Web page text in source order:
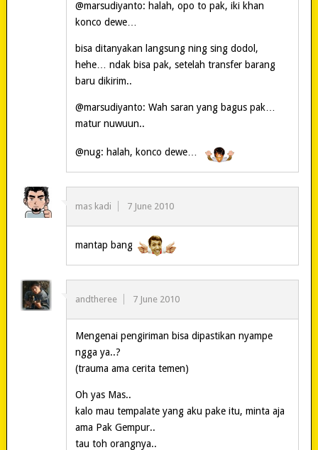
@marsudiyanto: halah, opo to pak, iki khan
konco dewe…
bisa ditanyakan langsung ning sing dodol,
hehe… ndak bisa pak, setelah transfer barang
baru dikirim..
@marsudiyanto: Wah saran yang bagus pak…
matur nuwuun..
@nug: halah, konco dewe…
mas kadi 7 June 2010
mantap bang
andtheree 7 June 2010
Mengenai pengiriman bisa dipastikan nyampe
ngga ya..?
(trauma ama cerita temen)
Oh yas Mas..
kalo mau tempalate yang aku pake itu, minta aja
ama Pak Gempur..
tau toh orangnya..